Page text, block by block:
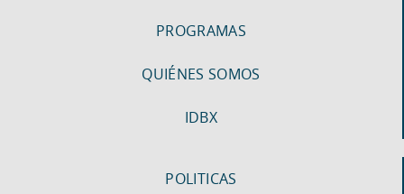
PROGRAMAS
QUIÉNES SOMOS
IDBX
POLITICAS